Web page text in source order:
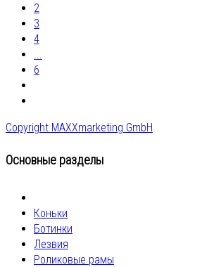
2
3
4
...
6
Copyright MAXXmarketing GmbH
Основные разделы
Коньки
Ботинки
Лезвия
Роликовые рамы